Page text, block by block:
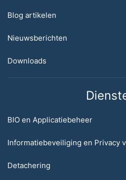
Blog artikelen
Nieuwsberichten
Downloads
BIO en Applicatiebeheer
Informatiebeveiliging en Privacy
Detachering